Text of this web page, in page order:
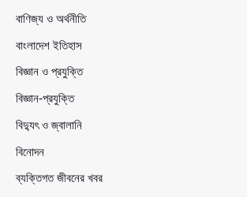
বাণিজ্য ও অর্থনীতি
বাংলাদেশ ইতিহাস
বিজ্ঞান ও প্রযুক্তি
বিজ্ঞান-প্রযুক্তি
বিদ্যুৎ ও জ্বালানি
বিনোদন
ব্যক্তিগত জীবনের খবর